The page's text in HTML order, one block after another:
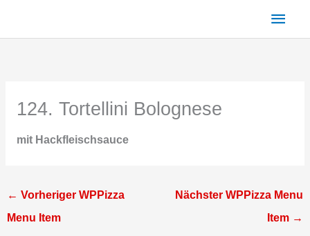
124. Tortellini Bolognese
mit Hackfleischsauce
← Vorheriger WPPizza
Menu Item
Nächster WPPizza Menu
Item →